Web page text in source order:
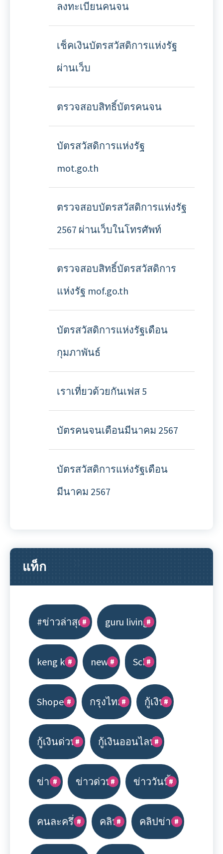
ลงทะเบียนคนจน
เช็คเงินบัตรสวัสดิการแห่งรัฐ
ผ่านเว็บ
ตรวจสอบสิทธิ์บัตรคนจน
บัตรสวัสดิการแห่งรัฐ
mot.go.th
ตรวจสอบบัตรสวัสดิการแห่งรัฐ
2567 ผ่านเว็บในโทรศัพท์
ตรวจสอบสิทธิ์บัตรสวัสดิการ
แห่งรัฐ mof.go.th
บัตรสวัสดิการแห่งรัฐเดือน
กุมภาพันธ์
เราเที่ยวด้วยกันเฟส 5
บัตรคนจนเดือนมีนาคม 2567
บัตรสวัสดิการแห่งรัฐเดือน
มีนาคม 2567
แท็ก
#ข่าวล่าสุด guru living
keng kk news Scb
Shopee กรุงไทย กู้เงิน
กู้เงินด่วน กู้เงินออนไลน์
ข่าว ข่าวด่วน ข่าววันนี้
คนละครึ่ง คลิป คลิปข่าว